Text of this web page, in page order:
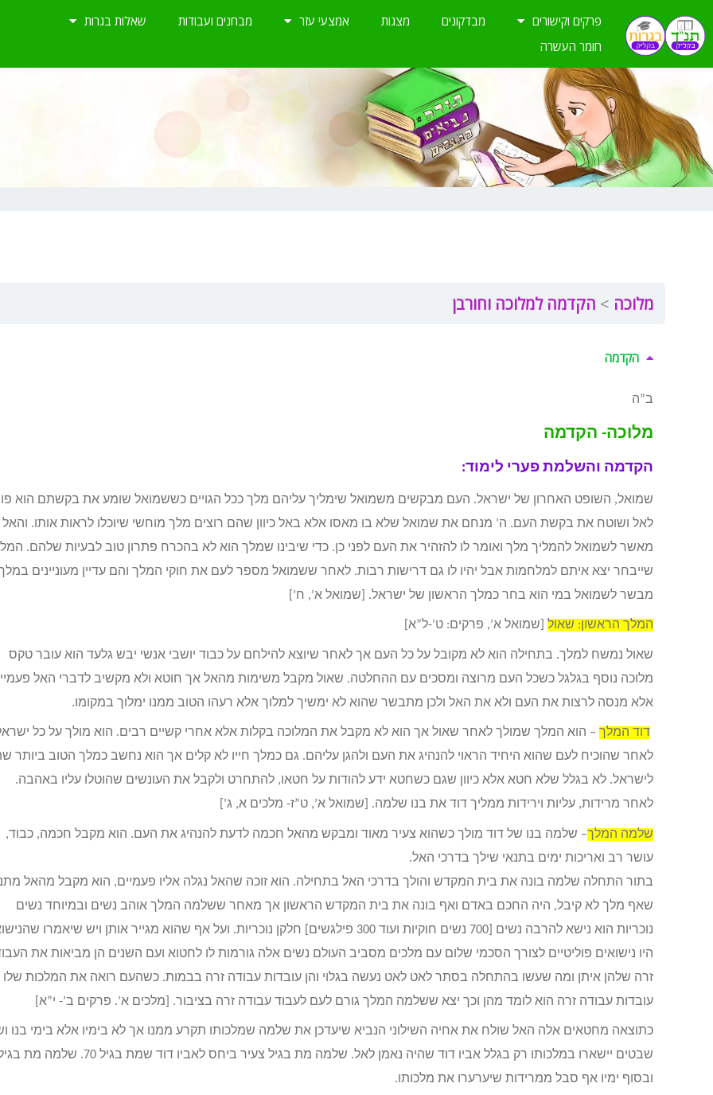
לתוכן
פרקים וקישורים מבדקונים מצגות אמצעי עזר מבחנים ועבודות
שאלות בגרות
חומר העשרה
מלוכה הקדמה למלוכה וחורבן
הקדמה
ב”ה
מלוכה- הקדמה
הקדמה והשלמת פערי לימוד:
שמואל, השופט האחרון של ישראל. העם מבקשים משמואל שימליך עליהם מלך ככל הגויים כששמואל שומע את בקשתם הוא
לאל ושוטח את בקשת העם. ה’ מנחם את שמואל שלא בו מאסו אלא באל כיוון שהם רוצים מלך מוחשי שיוכלו לראות אותו. והאל
מאשר לשמואל להמליך מלך ואומר לו להזהיר את העם לפני כן. כדי שיבינו שמלך הוא לא בהכרח פתרון טוב לבעיות שלהם.
שייבחר יצא איתם למלחמות אבל יהיו לו גם דרישות רבות. לאחר ששמואל מספר לעם את חוקי המלך והם עדיין מעוניינים
מבשר לשמואל במי הוא בחר כמלך הראשון של ישראל. [שמואל א’, ח’]
המלך הראשון: שאול [שמואל א’, פרקים: ט’-ל”א]
שאול נמשח למלך. בתחילה הוא לא מקובל על כל העם אך לאחר שיוצא להילחם על כבוד יושבי אנשי יבש גלעד הוא עובר טקס
מלוכה נוסף בגלגל כשכל העם מרוצה ומסכים עם ההחלטה. שאול מקבל משימות מהאל אך חוטא ולא מקשיב לדברי האל
אלא מנסה לרצות את העם ולא את האל ולכן מתבשר שהוא לא ימשיך למלוך אלא רעהו הטוב ממנו ימלוך במקומו.
דוד המלך – הוא המלך שמולך לאחר שאול אך הוא לא מקבל את המלוכה בקלות אלא אחרי קשיים רבים. הוא מולך על כל
לאחר שהוכיח לעם שהוא היחיד הראוי להנהיג את העם ולהגן עליהם. גם כמלך חייו לא קלים אך הוא נחשב כמלך הטוב ביותר
לישראל. לא בגלל שלא חטא אלא כיוון שגם כשחטא ידע להודות על חטאו, להתחרט ולקבל את העונשים שהוטלו עליו באהבה.
לאחר מרידות, עליות וירידות ממליך דוד את בנו שלמה. [שמואל א’, ט”ז- מלכים א, ג’]
שלמה המלך– שלמה בנו של דוד מולך כשהוא צעיר מאוד ומבקש מהאל חכמה לדעת להנהיג את העם. הוא מקבל חכמה, כבוד,
עושר רב ואריכות ימים בתנאי שילך בדרכי האל.
בתור התחלה שלמה בונה את בית המקדש והולך בדרכי האל בתחילה. הוא זוכה שהאל נגלה אליו פעמיים, הוא מקבל מהאל
שאף מלך לא קיבל, היה החכם באדם ואף בונה את בית המקדש הראשון אך מאחר ששלמה המלך אוהב נשים ובמיוחד נשים
נוכריות הוא נישא להרבה נשים [700 נשים חוקיות ועוד 300 פילגשים] חלקן נוכריות. ועל אף שהוא מגייר אותן ויש שיאמרו
היו נישואים פוליטיים לצורך הסכמי שלום עם מלכים מסביב העולם נשים אלה גורמות לו לחטוא ועם השנים הן מביאות את
זרה שלהן איתן ומה שעשו בהתחלה בסתר לאט לאט נעשה בגלוי והן עובדות עבודה זרה בבמות. כשהעם רואה את המלכות שלו
עובדות עבודה זרה הוא לומד מהן וכך יצא ששלמה המלך גורם לעם לעבוד עבודה זרה בציבור. [מלכים א’. פרקים ב’- י”א]
כתוצאה מחטאים אלה האל שולח את אחיה השילוני הנביא שיעדכן את שלמה שמלכותו תקרע ממנו אך לא בימיו אלא בימי בנו
ובסוף ימיו אף סבל ממרידות שיערערו את מלכותו.